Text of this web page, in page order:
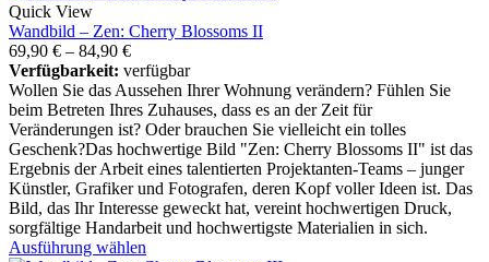
Quick View
Wandbild – Zen: Cherry Blossoms II
69,90 € – 84,90 €
Verfügbarkeit: verfügbar
Wollen Sie das Aussehen Ihrer Wohnung verändern? Fühlen Sie
beim Betreten Ihres Zuhauses, dass es an der Zeit für
Veränderungen ist? Oder brauchen Sie vielleicht ein tolles
Geschenk?Das hochwertige Bild "Zen: Cherry Blossoms II" ist das
Ergebnis der Arbeit eines talentierten Projektanten-Teams – junger
Künstler, Grafiker und Fotografen, deren Kopf voller Ideen ist. Das
Bild, das Ihr Interesse geweckt hat, vereint hochwertigen Druck,
sorgfältige Handarbeit und hochwertigste Materialien in sich.
Ausführung wählen